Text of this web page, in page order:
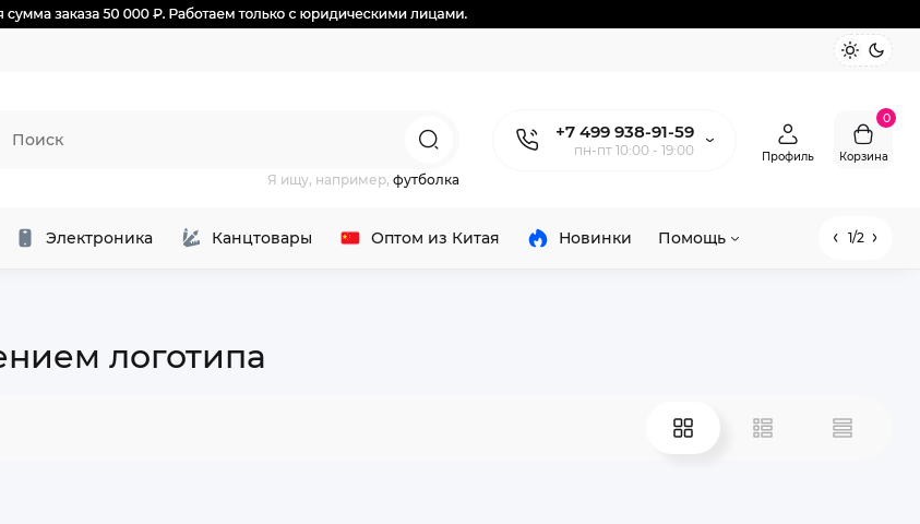
+7 499 938-91-59
пн-пт 10:00 - 19:00
Я ищу, например, футболка
Профиль
0
Корзина
Электроника Канцтовары Оптом из Китая Новинки Помощь 1/2
логотипа